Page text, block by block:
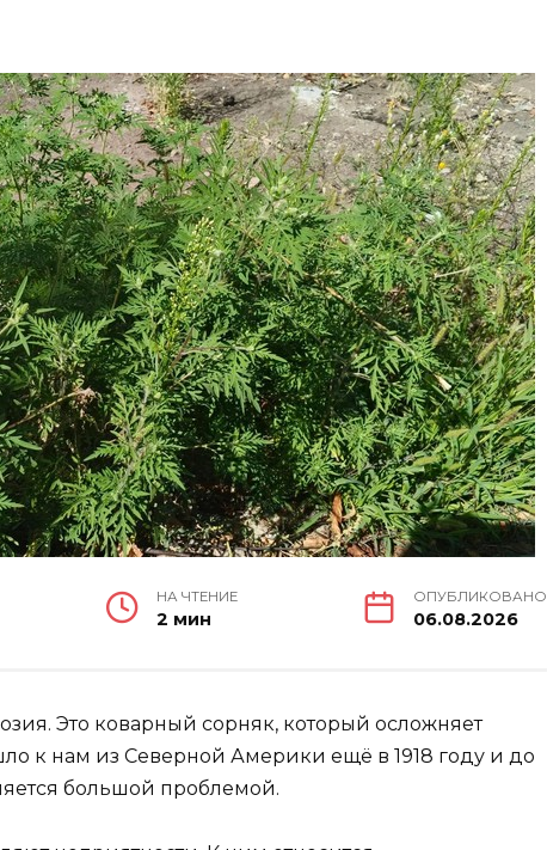
НА ЧТЕНИЕ
2 мин
ОПУБЛИКОВАНО
06.08.2026
Это коварный сорняк, который осложняет
к нам из Северной Америки ещё в 1918 году и до
большой проблемой.